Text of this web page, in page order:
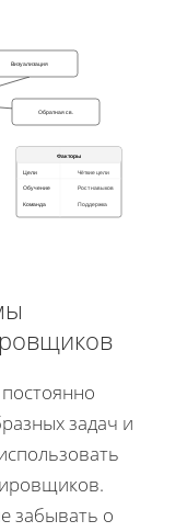
Визуализация
Обратная св.
Факторы
Цели Чёткие цели
Обучение Рост навыков
Команда Поддержка
задач и
забывать о